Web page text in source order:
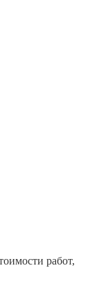
работ,